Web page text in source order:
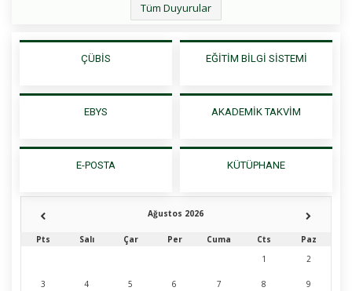
Tüm Duyurular
ÇÜBİS EĞİTİM BİLGİ SİSTEMİ
EBYS AKADEMİK TAKVİM
E-POSTA KÜTÜPHANE
Ağustos 2026
Pts Salı Çar Per Cuma Cts
Paz
1
2
3 4 5 6 7 8 9